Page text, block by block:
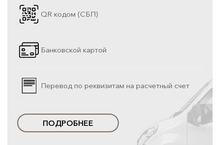
QR кодом (СБП)
Банковской картой
Перевод по реквизитам на расчетный счет
ПОДРОБНЕЕ